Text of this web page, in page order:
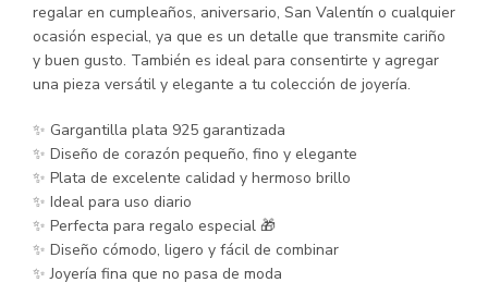
regalar en cumpleaños, aniversario, San Valentín o cualquier
ocasión especial, ya que es un detalle que transmite cariño
y buen gusto. También es ideal para consentirte y agregar
una pieza versátil y elegante a tu colección de joyería.
✨ Gargantilla plata 925 garantizada
✨ Diseño de corazón pequeño, fino y elegante
✨ Plata de excelente calidad y hermoso brillo
✨ Ideal para uso diario
✨ Perfecta para regalo especial 🎁
✨ Diseño cómodo, ligero y fácil de combinar
✨ Joyería fina que no pasa de moda